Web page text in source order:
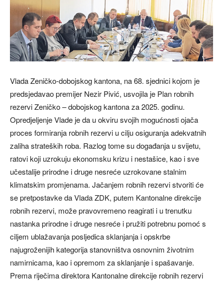
Vlada Zeničko-dobojskog kantona, na 68. sjednici kojom je
predsjedavao premijer Nezir Pivić, usvojila je Plan robnih
rezervi Zeničko – dobojskog kantona za 2025. godinu.
Opredjeljenje Vlade je da u okviru svojih mogućnosti ojača
proces formiranja robnih rezervi u cilju osiguranja adekvatnih
zaliha strateških roba. Razlog tome su događanja u svijetu,
ratovi koji uzrokuju ekonomsku krizu i nestašice, kao i sve
učestalije prirodne i druge nesreće uzrokovane stalnim
klimatskim promjenama. Jačanjem robnih rezervi stvoriti će
se pretpostavke da Vlada ZDK, putem Kantonalne direkcije
robnih rezervi, može pravovremeno reagirati i u trenutku
nastanka prirodne i druge nesreće i pružiti potrebnu pomoć s
ciljem ublažavanja posljedica sklanjanja i opskrbe
najugroženijih kategorija stanovništva osnovnim životnim
namirnicama, kao i opremom za sklanjanje i spašavanje.
Prema riječima direktora Kantonalne direkcije robnih rezervi